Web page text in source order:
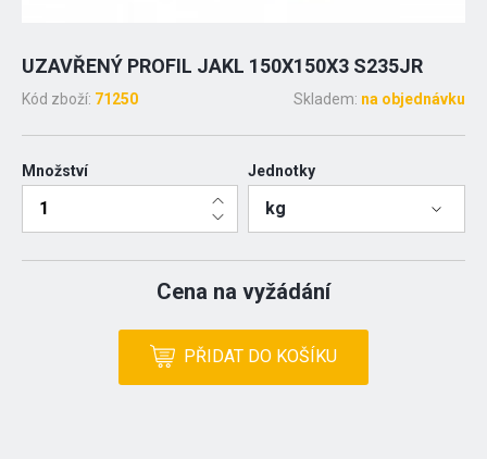
UZAVŘENÝ PROFIL JAKL 150X150X3 S235JR
Kód zboží: 71250 Skladem: na objednávku
Množství Jednotky
kg
Cena na vyžádání
PŘIDAT DO KOŠÍKU